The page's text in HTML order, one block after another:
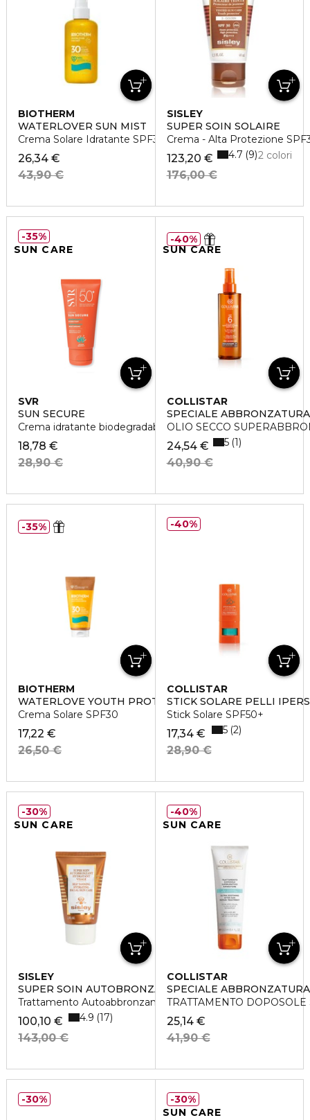
BIOTHERM
WATERLOVER SUN MIST
Crema Solare Idratante SPF30
26,34 €
43,90 €
SISLEY
SUPER SOIN SOLAIRE
Crema - Alta Protezione
123,20 €
176,00 €
2 colori
4.7 9
SUN CARE
SVR
SUN SECURE
Crema idratante biodegradabile SPF50+
18,78 €
28,90 €
35%
SUN CARE
COLLISTAR
SPECIALE
OLIO SECCO
24,54 €
40,90 €
5 1
40%
BIOTHERM
WATERLOVE YOUTH PROTECTION
Crema Solare SPF30
17,22 €
26,50 €
35%
COLLISTAR
STICK SOLARE PELLI
Stick Solare SPF50+
17,34 €
28,90 €
5 2
40%
SUN CARE
SISLEY
SUPER SOIN AUTOBRONZANT HYDRATANT VISAGE
Trattamento Autoabbronzante Idratante Viso
100,10 €
143,00 €
4.9 17
30%
SUN CARE
COLLISTAR
SPECIALE
TRATTAMENTO
25,14 €
41,90 €
40%
30%
SUN CARE
30%